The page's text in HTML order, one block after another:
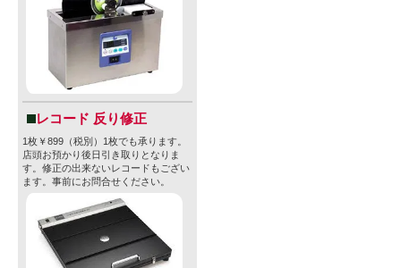
レコード 反り修正
1枚￥899（税別）1枚でも承ります。
店頭お預かり後日引き取りとなりま
す。修正の出来ないレコードもござい
ます。事前にお問合せください。